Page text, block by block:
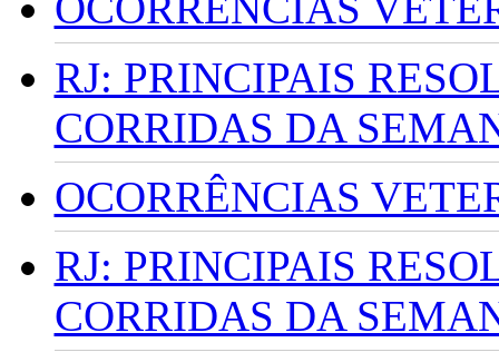
RJ: PRINCIPAIS
CORRIDAS DA
OCORRÊNCIAS
RJ: PRINCIPAIS
CORRIDAS DA